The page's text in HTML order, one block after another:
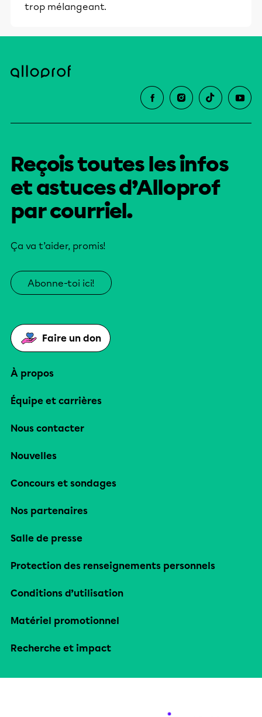
trop mélangeant.
Reçois toutes les infos
et astuces d’Alloprof
par courriel.
Ça va t’aider, promis!
Abonne-toi ici!
Faire un don
À propos
Équipe et carrières
Nous contacter
Nouvelles
Concours et sondages
Nos partenaires
Salle de presse
Protection des renseignements personnels
Conditions d’utilisation
Matériel promotionnel
Recherche et impact